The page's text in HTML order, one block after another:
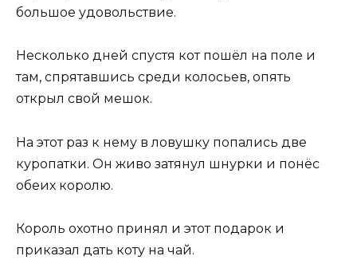
большое удовольствие.
Несколько дней спустя кот пошёл на поле и
там, спрятавшись среди колосьев, опять
открыл свой мешок.
На этот раз к нему в ловушку попались две
куропатки. Он живо затянул шнурки и понёс
обеих королю.
Король охотно принял и этот подарок и
приказал дать коту на чай.